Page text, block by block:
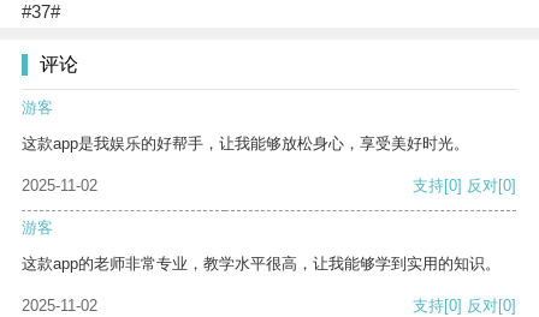
#37#
评论
游客
这款app是我娱乐的好帮手，让我能够放松身心，享受美好时光。
2025-11-02 支持[0] 反对[0]
游客
这款app的老师非常专业，教学水平很高，让我能够学到实用的知识。
2025-11-02 支持[0] 反对[0]